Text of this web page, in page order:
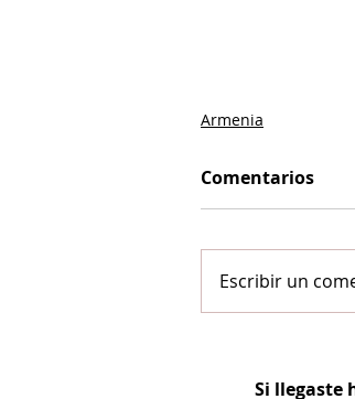
Armenia
Comentarios
Escribir un
Si llegaste